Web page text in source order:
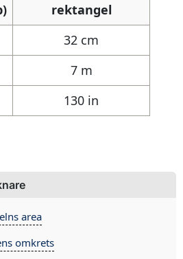
rektangel
32 cm
7 m
130 in
area
omkrets